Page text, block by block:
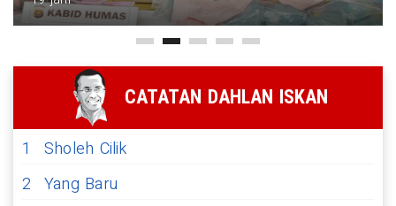
CATATAN DAHLAN ISKAN
1
Sholeh Cilik
2 Yang Baru